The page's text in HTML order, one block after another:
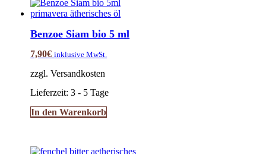
Benzoe Siam bio 5 ml
7,90€ inklusive MwSt.
zzgl. Versandkosten
Lieferzeit:3 - 5 Tage
In den Warenkorb